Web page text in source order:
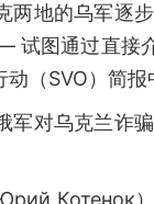
两地的乌军逐
图通过直接
（SVO）简报
军对乌克兰诈
Котенок